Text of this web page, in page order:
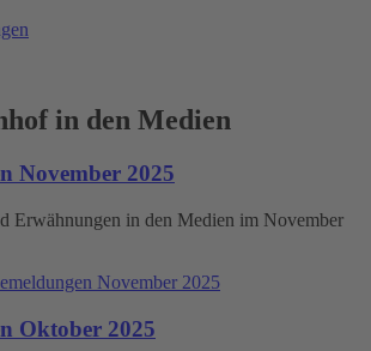
in den Medien
November 2025
Erwähnungen in den Medien im November
November 2025
Oktober 2025